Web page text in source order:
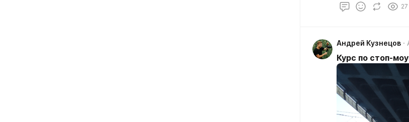
данного проекта. 27
Андрей Кузнецов
Курс по стоп-